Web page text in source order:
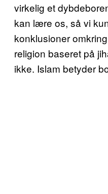
virkelig et
kan lære os, så vi
konklusioner
religion baseret på
ikke. Islam betyder